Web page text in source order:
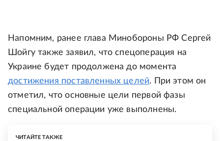
Напомним, ранее глава Минобороны РФ Сергей
Шойгу также заявил, что спецоперация на
Украине будет продолжена до момента
достижения поставленных целей. При этом он
отметил, что основные цели первой фазы
специальной операции уже выполнены.
ЧИТАЙТЕ ТАКЖЕ